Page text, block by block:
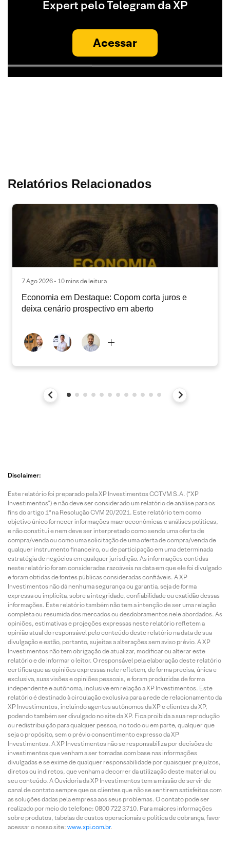
Expert pelo Telegram da XP
Acessar
Relatórios Relacionados
7 Ago 2026 • 10 mins de leitura
Economia em Destaque: Copom corta juros e
deixa cenário prospectivo em aberto
Disclaimer:
Este relatório foi preparado pela XP Investimentos CCTVM S.A. (“XP
Investimentos”) e não deve ser considerado um relatório de análise para os
fins do artigo 1º na Resolução CVM 20/2021. Este relatório tem como
objetivo único fornecer informações macroeconômicas e análises políticas,
e não constitui e nem deve ser interpretado como sendo uma oferta de
compra/venda ou como uma solicitação de uma oferta de compra/venda de
qualquer instrumento financeiro, ou de participação em uma determinada
estratégia de negócios em qualquer jurisdição. As informações contidas
neste relatório foram consideradas razoáveis na data em que ele foi divulgado
e foram obtidas de fontes públicas consideradas confiáveis. A XP
Investimentos não dá nenhuma segurança ou garantia, seja de forma
expressa ou implícita, sobre a integridade, confiabilidade ou exatidão dessas
informações. Este relatório também não tem a intenção de ser uma relação
completa ou resumida dos mercados ou desdobramentos nele abordados. As
opiniões, estimativas e projeções expressas neste relatório refletem a
opinião atual do responsável pelo conteúdo deste relatório na data de sua
divulgação e estão, portanto, sujeitas a alterações sem aviso prévio. A XP
Investimentos não tem obrigação de atualizar, modificar ou alterar este
relatório e de informar o leitor. O responsável pela elaboração deste relatório
certifica que as opiniões expressas nele refletem, de forma precisa, única e
exclusiva, suas visões e opiniões pessoais, e foram produzidas de forma
independente e autônoma, inclusive em relação a XP Investimentos. Este
relatório é destinado à circulação exclusiva para a rede de relacionamento da
XP Investimentos, incluindo agentes autônomos da XP e clientes da XP,
podendo também ser divulgado no site da XP. Fica proibida a sua reprodução
ou redistribuição para qualquer pessoa, no todo ou em parte, qualquer que
seja o propósito, sem o prévio consentimento expresso da XP
Investimentos. A XP Investimentos não se responsabiliza por decisões de
investimentos que venham a ser tomadas com base nas informações
divulgadas e se exime de qualquer responsabilidade por quaisquer prejuízos,
diretos ou indiretos, que venham a decorrer da utilização deste material ou
seu conteúdo. A Ouvidoria da XP Investimentos tem a missão de servir de
canal de contato sempre que os clientes que não se sentirem satisfeitos com
as soluções dadas pela empresa aos seus problemas. O contato pode ser
realizado por meio do telefone: 0800 722 3710. Para maiores informações
sobre produtos, tabelas de custos operacionais e política de cobrança, favor
acessar o nosso site: www.xpi.com.br.